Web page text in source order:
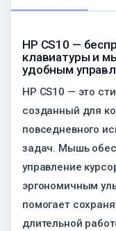
HP CS10 —
клавиатуры и
удобным
HP CS10 — это
созданный для
повседневного
задач. Мышь
управление
эргономичным
помогает
длительной